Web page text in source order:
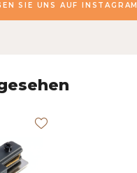
SIE UNS AUF INSTAGRAM